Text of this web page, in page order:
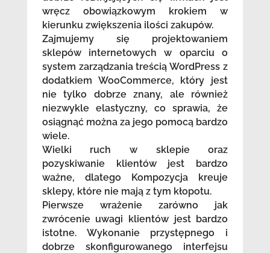
wręcz obowiązkowym krokiem w
kierunku zwiększenia ilości zakupów.
Zajmujemy się projektowaniem
sklepów internetowych w oparciu o
system zarządzania treścią WordPress z
dodatkiem WooCommerce, który jest
nie tylko dobrze znany, ale również
niezwykle elastyczny, co sprawia, że
osiągnąć można za jego pomocą bardzo
wiele.
Wielki ruch w sklepie oraz
pozyskiwanie klientów jest bardzo
ważne, dlatego Kompozycja kreuje
sklepy, które nie mają z tym kłopotu.
Pierwsze wrażenie zarówno jak
zwrócenie uwagi klientów jest bardzo
istotne. Wykonanie przystępnego i
dobrze skonfigurowanego interfejsu